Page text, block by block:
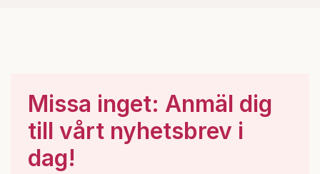
Missa inget: Anmäl dig
till vårt nyhetsbrev i
dag!